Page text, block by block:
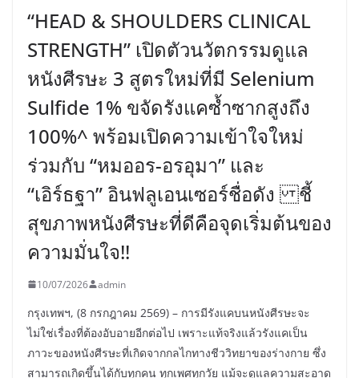
“HEAD & SHOULDERS CLINICAL
STRENGTH” เปิดตัวนวัตกรรมดูแล
หนังศีรษะ 3 สูตรใหม่ที่มี Selenium
Sulfide 1% ขจัดรังแคซ้ำซากสูงถึง
100%^ พร้อมเปิดความเข้าใจใหม่
ร่วมกับ “หมออร-อรอุมา” และ
“เอิร์ธฐา” อินฟลูเอนเซอร์ชื่อดัง ชี้
สุขภาพหนังศีรษะที่ดีคือจุดเริ่มต้นของ
ความมั่นใจ!!
10/07/2026 admin
กรุงเทพฯ, (8 กรกฎาคม 2569) – การมีรังแคบนหนังศีรษะจะ
ไม่ใช่เรื่องที่ต้องอับอายอีกต่อไป เพราะแท้จริงแล้วรังแคเป็น
ภาวะของหนังศีรษะที่เกิดจากกลไกทางชีววิทยาของร่างกาย ซึ่ง
สามารถเกิดขึ้นได้กับทุกคน ทุกเพศทุกวัย แม้จะดูแลความสะอาด